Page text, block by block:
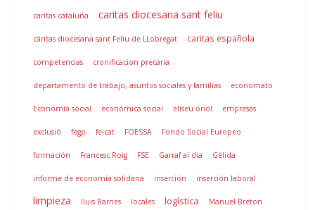
caritas cataluña caritas diocesana sant feliu
cáritas diocesana sant Feliu de LLobregat caritas española
competencias cronificacion precaria
departamento de trabajo, asuntos sociales y familias economato
Economía social económica social eliseu oriol empresas
exclusió fegp feicat FOESSA Fondo Social Europeo
formación Francesc Roig FSE Garraf al dia Gèlida
informe de economía solidaria inserción inserción laboral
limpieza lluis Barnes locales logística Manuel Breton